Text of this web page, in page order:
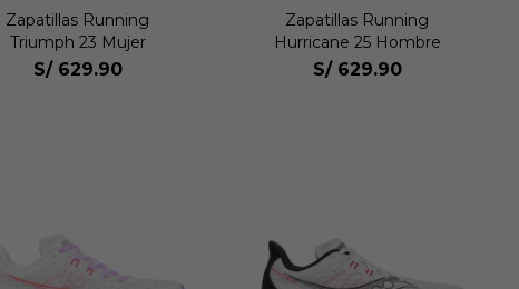
Zapatillas Running
Triumph 23 Mujer
S/ 629.90
Zapatillas Running
Hurricane 25 Hombre
S/ 629.90